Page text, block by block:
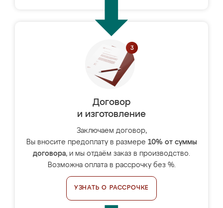
Договор
и изготовление
Заключаем договор,
Вы вносите предоплату в размере 10% от суммы
договора, и мы отдаём заказ в производство.
Возможна оплата в рассрочку без %.
УЗНАТЬ О РАССРОЧКЕ